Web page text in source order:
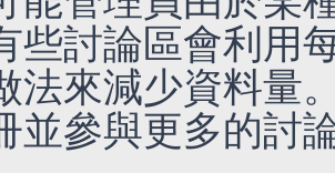
些討論區會利用
法來減少資料量
並參與更多的討